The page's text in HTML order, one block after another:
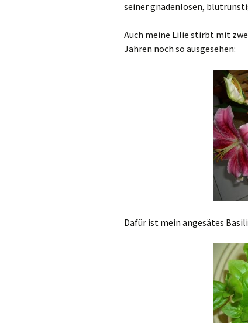
seiner gnadenlosen,
Auch meine Lilie stirbt mit
Jahren noch so ausgesehen:
Dafür ist mein angesätes